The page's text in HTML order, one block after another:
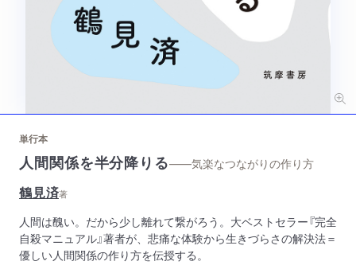
単行本
人間関係を半分降りる——気楽なつながりの作り方
鶴見済著
人間は醜い。だから少し離れて繋がろう。大ベストセラー『完全
自殺マニュアル』著者が、悲痛な体験から生きづらさの解決法＝
優しい人間関係の作り方を伝授する。